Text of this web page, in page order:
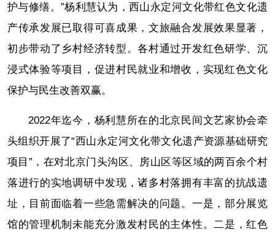
护与修缮。”杨利慧认为，西山永定河文化带红色文化遗
产传承发展已取得可喜成果，文旅融合发展效果显著，
初步带动了乡村经济转型。各村通过开发红色研学、沉
浸式体验等项目，促进村民就业和增收，实现红色文化
保护与民生改善双赢。
2022年迄今，杨利慧所在的北京民间文艺家协会牵
头组织开展了“西山永定河文化带文化遗产资源基础研究
项目”，在对北京门头沟区、房山区等区域的两百余个村
落进行的实地调研中发现，诸多村落拥有丰富的抗战遗
址，目前面临着一些急需解决的问题。一是，部分展览
馆的管理机制未能充分激发村民的主体性。二是，红色